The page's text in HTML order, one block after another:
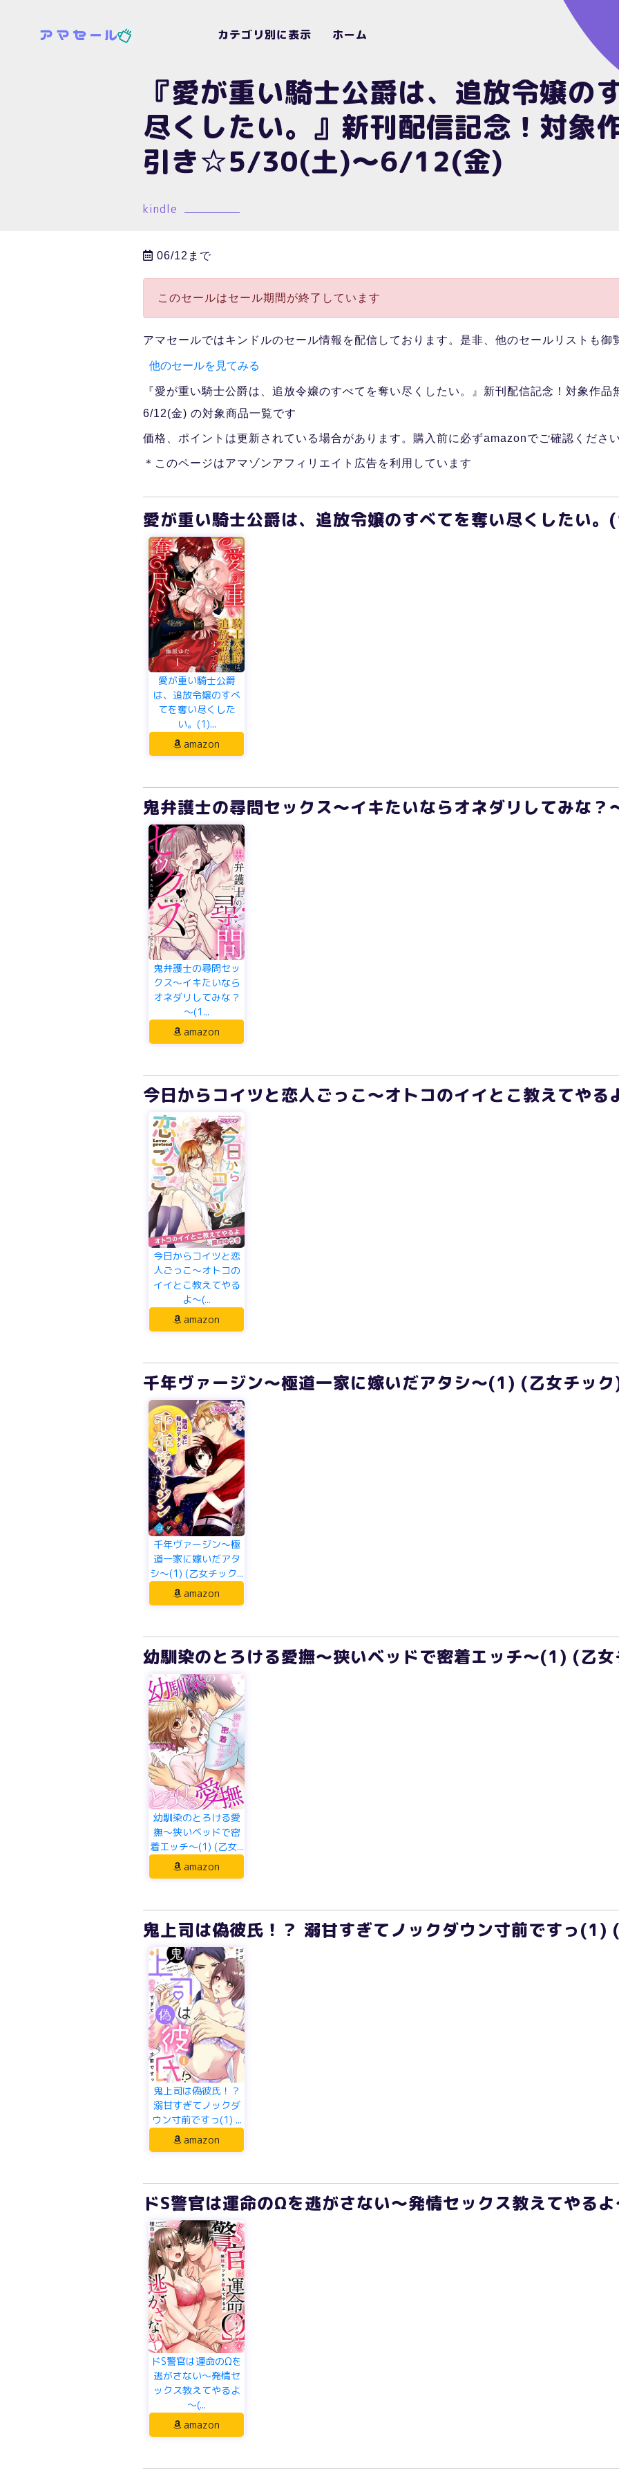
カテゴリ別に表示 ホーム
『愛が重い騎士公爵は、追放令嬢の
尽くしたい。』新刊配信記念！対象
引き☆5/30(土)～6/12(金)
kindle
06/12まで
このセールはセール期間が終了しています
アマセールではキンドルのセール情報を配信しております。是非、他のセールリストも御
他のセールを見てみる
『愛が重い騎士公爵は、追放令嬢のすべてを奪い尽くしたい。』新刊配信記念！対象作
6/12(金) の対象商品一覧です
価格、ポイントは更新されている場合があります。購入前に必ずamazonでご確認くださ
＊このページはアマゾンアフィリエイト広告を利用しています
愛が重い騎士公爵は、追放令嬢のすべてを奪い尽くしたい
愛が重い騎士公爵
は、追放令嬢のすべ
てを奪い尽くした
い。(1)...
amazon
鬼弁護士の尋問セックス～イキたいならオネダリしてみな
鬼弁護士の尋問セッ
クス～イキたいなら
オネダリしてみな？
～(1...
amazon
今日からコイツと恋人ごっこ～オトコのイイとこ教えてや
今日からコイツと恋
人ごっこ～オトコの
イイとこ教えてやる
よ～(...
amazon
千年ヴァージン～極道一家に嫁いだアタシ～(1) (乙女チッ
千年ヴァージン～極
道一家に嫁いだアタ
シ～(1) (乙女チック...
amazon
幼馴染のとろける愛撫～狭いベッドで密着エッチ～(1) (乙
幼馴染のとろける愛
撫～狭いベッドで密
着エッチ～(1) (乙女...
amazon
鬼上司は偽彼氏！？ 溺甘すぎてノックダウン寸前ですっ(1)
鬼上司は偽彼氏！？
溺甘すぎてノックダ
ウン寸前ですっ(1) ...
amazon
ドS警官は運命のΩを逃がさない～発情セックス教えてやる
ドS警官は運命のΩを
逃がさない～発情セ
ックス教えてやるよ
～(...
amazon